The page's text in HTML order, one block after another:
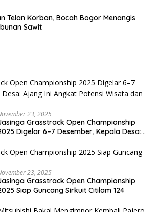
Telan Korban, Bocah Bogor Menangis
Sawit
23, 2025
Grasstrack Open Championship
Digelar 6–7 Desember, Kepala Desa:
23, 2025
Grasstrack Open Championship
Siap Guncang Sirkuit Citilam 124